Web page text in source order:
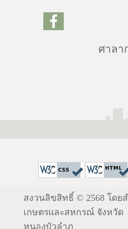
ศาลา
สงวนลิขสิทธิ์ © 2568 โดย
เกษตรและสหกรณ์ จังหวัด
หนองบัวลำภู